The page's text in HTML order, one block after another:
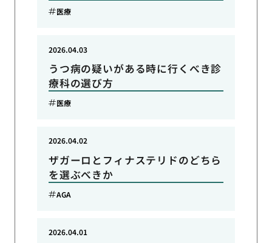
医療
うつ病の疑いがある時に行くべき診
療科の選び方
2026.04.03
医療
ザガーロとフィナステリドのどちら
を選ぶべきか
2026.04.02
AGA
2026.04.01